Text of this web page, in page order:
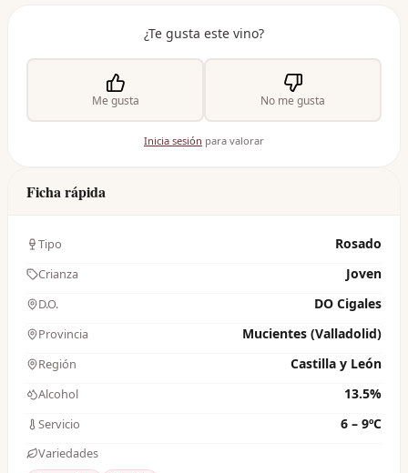
¿Te gusta este vino?
Me gusta No me gusta
Inicia sesión para valorar
Ficha rápida
Tipo Rosado
Crianza Joven
D.O. DO Cigales
Provincia Mucientes (Valladolid)
Región Castilla y León
Alcohol 13.5%
Servicio 6 – 9ºC
Variedades